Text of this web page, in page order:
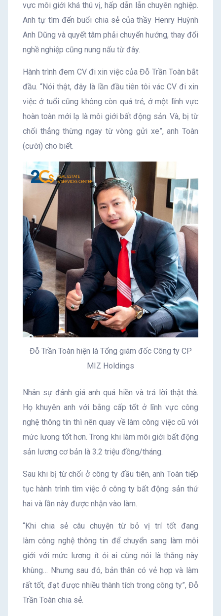
vực môi giới khá thú vị, hấp dẫn lẫn chuyên nghiệp.
Anh tự tìm đến buổi chia sẻ của thầy Henry Huỳnh
Anh Dũng và quyết tâm phải chuyển hướng, thay đổi
nghề nghiệp cũng nung nấu từ đây.
Hành trình đem CV đi xin việc của Đỗ Trần Toàn bắt
đầu. “Nói thật, đây là lần đầu tiên tôi vác CV đi xin
việc ở tuổi cũng không còn quá trẻ, ở một lĩnh vực
hoàn toàn mới lạ là môi giới bất động sản. Và, bị từ
chối thẳng thừng ngay từ vòng gửi xe”, anh Toàn
(cười) cho biết.
Đỗ Trần Toàn hiện là Tổng giám đốc Công ty CP
MIZ Holdings
Nhân sự đánh giá anh quá hiền và trả lời thật thà.
Họ khuyên anh với bằng cấp tốt ở lĩnh vực công
nghệ thông tin thì nên quay về làm công việc cũ với
mức lương tốt hơn. Trong khi làm môi giới bất động
sản lương cơ bản là 3.2 triệu đồng/tháng.
Sau khi bị từ chối ở công ty đầu tiên, anh Toàn tiếp
tục hành trình tìm việc ở công ty bất động sản thứ
hai và lần này được nhận vào làm.
“Khi chia sẻ câu chuyện từ bỏ vị trí tốt đang
làm công nghệ thông tin để chuyển sang làm môi
giới với mức lương ít ỏi ai cũng nói là thằng này
khùng… Nhưng sau đó, bản thân có vẻ hợp và làm
rất tốt, đạt được nhiều thành tích trong công ty”, Đỗ
Trần Toàn chia sẻ.